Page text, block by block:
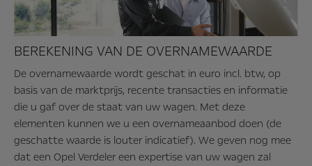
BEREKENING VAN DE OVERNAMEWAARDE
De overnamewaarde wordt geschat in euro incl. btw, op
basis van de marktprijs, recente transacties en informatie
die u gaf over de staat van uw wagen. Met deze
elementen kunnen we u een overnameaanbod doen (de
geschatte waarde is louter indicatief). We geven nog mee
dat een Opel Verdeler een expertise van uw wagen zal